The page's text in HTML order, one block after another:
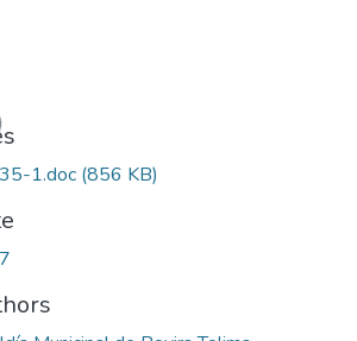
1.doc (856 KB)